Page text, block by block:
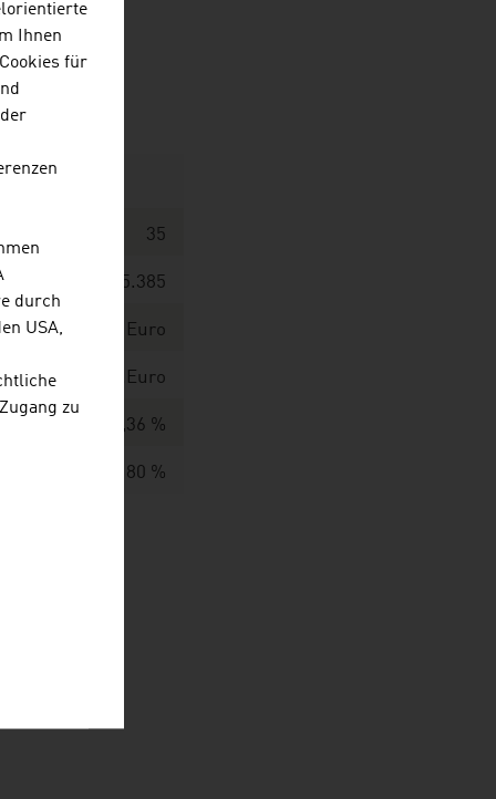
35
5.385
/ 494,0 Mio. Euro
/ 889,1 Mio .Euro
60,36 %
80 %
Ihnen
für
durch
USA,
zu